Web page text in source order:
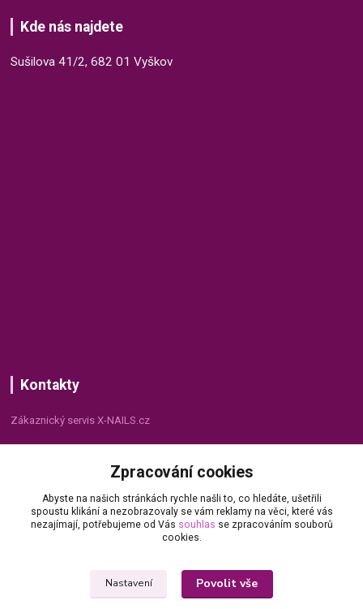
Kde nás najdete
Sušilova 41/2, 682 01 Vyškov
Kontakty
Zákaznický servis X-NAILS.cz
+420 735 055 075
info@x-nails.cz
Zpracování cookies
Abyste na našich stránkách rychle našli to, co hledáte, ušetřili
spoustu klikání a nezobrazovaly se vám reklamy na věci, které vás
nezajímají, potřebujeme od Vás souhlas se zpracováním souborů
cookies.
Nastavení Povolit vše